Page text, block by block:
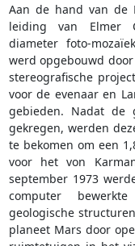
Aan de hand van de
leiding van Elmer
diameter foto-
werd opgebouwd
stereografische
voor de evenaar en
gebieden. Nadat de
gekregen, werden
te bekomen om een
voor het von
september 1973
computer
geologische
planeet Mars door